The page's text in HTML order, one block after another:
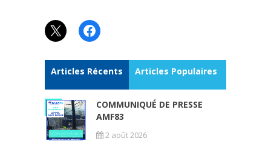
X Facebook
Articles Récents Articles Populaires
COMMUNIQUÉ DE PRESSE
AMF83
2 août 2026